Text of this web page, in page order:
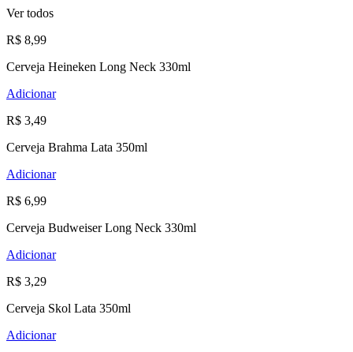
Ver todos
R$ 8,99
Cerveja Heineken Long Neck 330ml
Adicionar
R$ 3,49
Cerveja Brahma Lata 350ml
Adicionar
R$ 6,99
Cerveja Budweiser Long Neck 330ml
Adicionar
R$ 3,29
Cerveja Skol Lata 350ml
Adicionar